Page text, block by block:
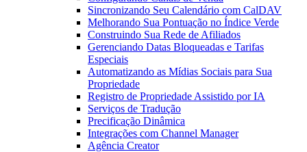
Sincronizando Seu Calendário com CalDAV
Melhorando Sua Pontuação no Índice Verde
Construindo Sua Rede de Afiliados
Gerenciando Datas Bloqueadas e Tarifas
Especiais
Automatizando as Mídias Sociais para Sua
Propriedade
Registro de Propriedade Assistido por IA
Serviços de Tradução
Precificação Dinâmica
Integrações com Channel Manager
Agência Creator